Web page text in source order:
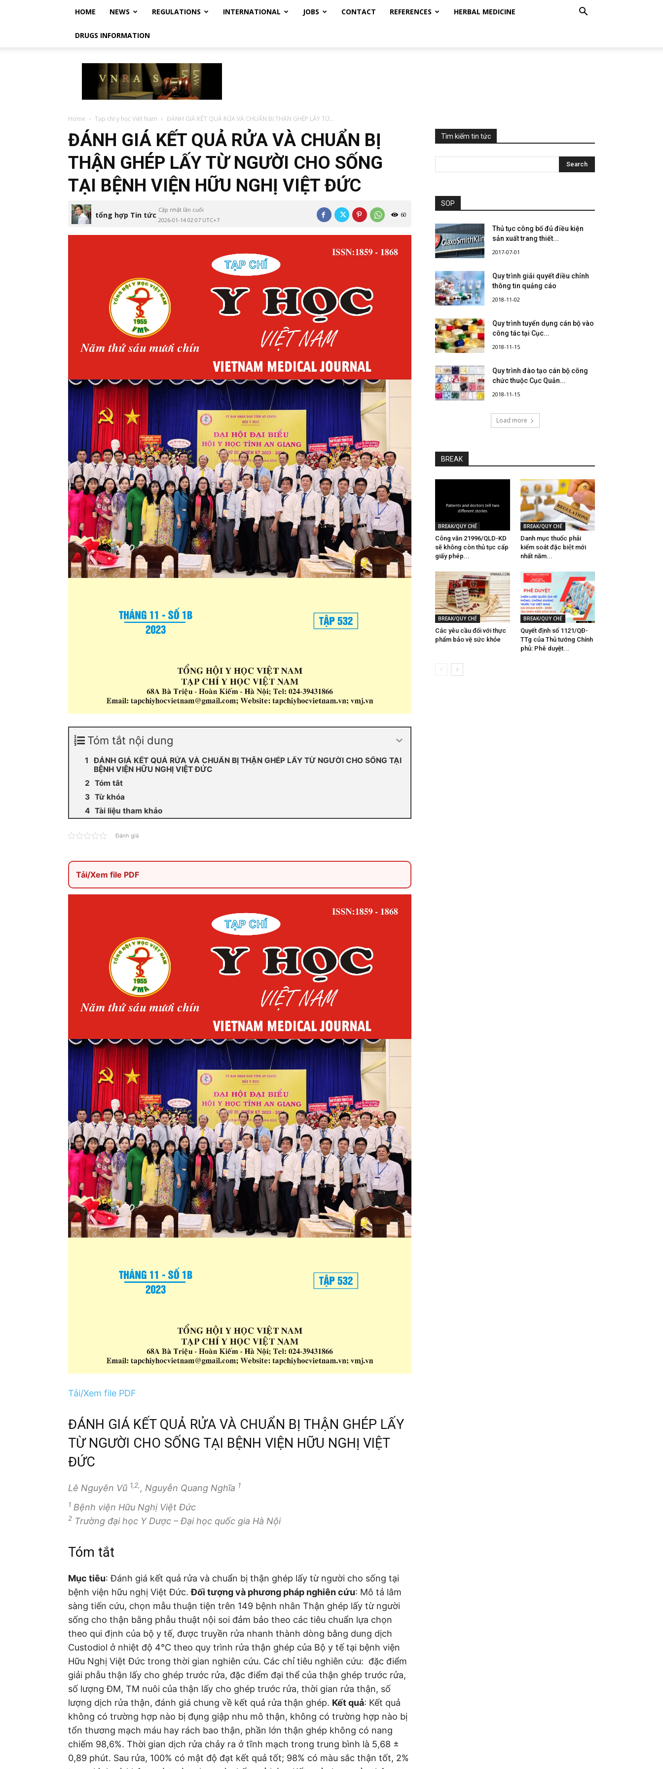
HOME NEWS REGULATIONS INTERNATIONAL JOBS CONTACT REFERENCES HERBAL MEDICINE
DRUGS INFORMATION
Vietnam
Regulatory
Affairs
Society
Luật
Việt
Nam
Home Tạp chí y học Việt Nam ĐÁNH GIÁ KẾT QUẢ RỬA VÀ CHUẨN BỊ THẬN GHÉP LẤY TỪ...
ĐÁNH GIÁ KẾT QUẢ RỬA VÀ CHUẨN BỊ
THẬN GHÉP LẤY TỪ NGƯỜI CHO SỐNG
TẠI BỆNH VIỆN HỮU NGHỊ VIỆT ĐỨC
tổng hợp Tin tức
Cập nhật lần cuối
2026-01-14 02:07 UTC+7
60
Tóm tắt nội dung
ĐÁNH GIÁ KẾT QUẢ RỬA VÀ CHUẨN BỊ THẬN GHÉP LẤY TỪ NGƯỜI CHO SỐNG TẠI
BỆNH VIỆN HỮU NGHỊ VIỆT ĐỨC
Tóm tắt
Từ khóa
Tài liệu tham khảo
Đánh giá
Tải/Xem file PDF
Tải/Xem file PDF
ĐÁNH GIÁ KẾT QUẢ RỬA VÀ CHUẨN BỊ THẬN GHÉP LẤY
TỪ NGƯỜI CHO SỐNG TẠI BỆNH VIỆN HỮU NGHỊ VIỆT
ĐỨC
Lê Nguyên Vũ 1,2,, Nguyễn Quang Nghĩa 1
1 Bệnh viện Hữu Nghị Việt Đức
2 Trường đại học Y Dược – Đại học quốc gia Hà Nội
Tóm tắt
Mục tiêu: Đánh giá kết quả rửa và chuẩn bị thận ghép lấy từ người cho sống tại
bệnh viện hữu nghị Việt Đức.Đối tượng và phương pháp nghiên cứu: Mô tả lâm
sàng tiến cứu, chọn mẫu thuận tiện trên 149 bệnh nhân Thận ghép lấy từ người
sống cho thận bằng phẫu thuật nội soi đảm bảo theo các tiêu chuẩn lựa chọn
theo qui định của bộ y tế, được truyền rửa nhanh thành dòng bằng dung dịch
Custodiol ở nhiệt độ 4°C theo quy trình rửa thận ghép của Bộ y tế tại bệnh viện
Hữu Nghị Việt Đức trong thời gian nghiên cứu. Các chỉ tiêu nghiên cứu: đặc điểm
giải phẫu thận lấy cho ghép trước rửa, đặc điểm đại thể của thận ghép trước rửa,
số lượng ĐM, TM nuôi của thận lấy cho ghép trước rửa, thời gian rửa thận, số
lượng dịch rửa thận, đánh giá chung về kết quả rửa thận ghép. Kết quả: Kết quả
không có trường hợp nào bị đụng giập nhu mô thận, không có trường hợp nào bị
tổn thương mạch máu hay rách bao thận, phần lớn thận ghép không có nang
chiếm 98,6%. Thời gian dịch rửa chảy ra ở tĩnh mạch trong trung bình là 5,68 ±
0,89 phút. Sau rửa, 100% có mật độ đạt kết quả tốt; 98% có màu sắc thận tốt, 2%
Tìm kiếm tin tức
SOP
Thủ tục công bố đủ điều kiện
sản xuất trang thiết...
2017-07-01
Quy trình giải quyết điều chỉnh
thông tin quảng cáo
2018-11-02
Quy trình tuyển dụng cán bộ vào
công tác tại Cục...
2018-11-15
Quy trình đào tạo cán bộ công
chức thuộc Cục Quản...
2018-11-15
Load more
BREAK
BREAK/QUY CHẾ
Công văn 21996/QLD-KD
sẽ không còn thủ tục cấp
giấy phép...
BREAK/QUY CHẾ
Danh mục thuốc phải
kiểm soát đặc biệt mới
nhất năm...
BREAK/QUY CHẾ
Các yêu cầu đối với thực
phẩm bảo vệ sức khỏe
BREAK/QUY CHẾ
Quyết định số 1121/QĐ-
TTg của Thủ tướng Chính
phủ: Phê duyệt...